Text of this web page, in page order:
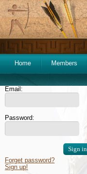
Home Members
Email:
Password:
Forget password?
Sign up!